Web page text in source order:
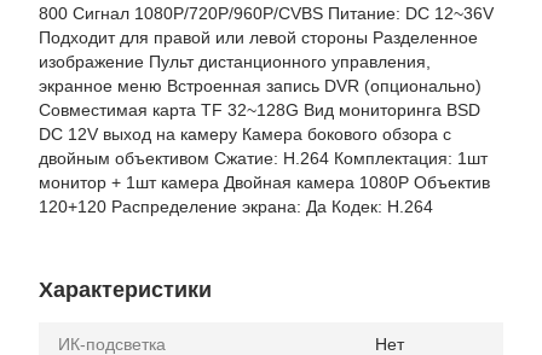
800 Сигнал 1080P/720P/960P/CVBS Питание: DC 12~36V
Подходит для правой или левой стороны Разделенное
изображение Пульт дистанционного управления,
экранное меню Встроенная запись DVR (опционально)
Совместимая карта TF 32~128G Вид мониторинга BSD
DC 12V выход на камеру Камера бокового обзора с
двойным объективом Сжатие: H.264 Комплектация: 1шт
монитор + 1шт камера Двойная камера 1080P Объектив
120+120 Распределение экрана: Да Кодек: H.264
Характеристики
ИК-подсветка Нет